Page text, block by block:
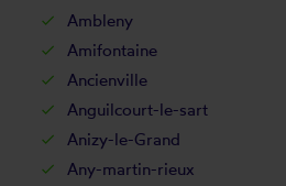
Ambleny
Amifontaine
Ancienville
Anguilcourt-le-sart
Anizy-le-Grand
Any-martin-rieux